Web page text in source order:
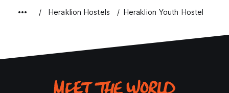
Heraklion Hostels Heraklion Youth Hostel